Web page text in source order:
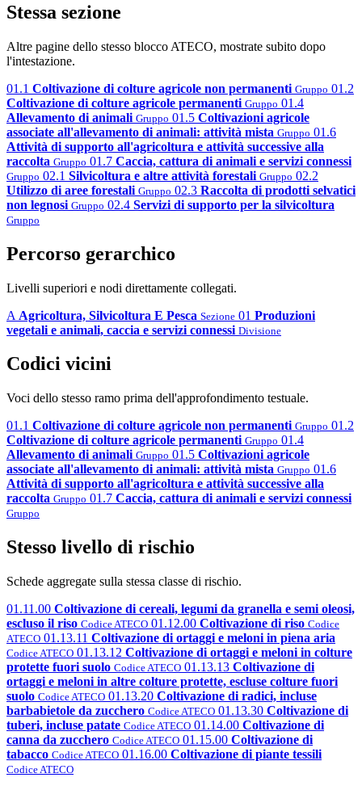
Stessa sezione
Altre pagine dello stesso blocco ATECO, mostrate subito dopo
l'intestazione.
01.1 Coltivazione di colture agricole non permanenti Gruppo 01.2
Coltivazione di colture agricole permanenti Gruppo 01.4
Allevamento di animali Gruppo 01.5 Coltivazioni agricole
associate all'allevamento di animali: attività mista Gruppo 01.6
Attività di supporto all'agricoltura e attività successive alla
raccolta Gruppo 01.7 Caccia, cattura di animali e servizi connessi
Gruppo 02.1 Silvicoltura e altre attività forestali Gruppo 02.2
Utilizzo di aree forestali Gruppo 02.3 Raccolta di prodotti selvatici
non legnosi Gruppo 02.4 Servizi di supporto per la silvicoltura
Gruppo
Percorso gerarchico
Livelli superiori e nodi direttamente collegati.
A Agricoltura, Silvicoltura E Pesca Sezione 01 Produzioni
vegetali e animali, caccia e servizi connessi Divisione
Codici vicini
Voci dello stesso ramo prima dell'approfondimento testuale.
01.1 Coltivazione di colture agricole non permanenti Gruppo 01.2
Coltivazione di colture agricole permanenti Gruppo 01.4
Allevamento di animali Gruppo 01.5 Coltivazioni agricole
associate all'allevamento di animali: attività mista Gruppo 01.6
Attività di supporto all'agricoltura e attività successive alla
raccolta Gruppo 01.7 Caccia, cattura di animali e servizi connessi
Gruppo
Stesso livello di rischio
Schede aggregate sulla stessa classe di rischio.
01.11.00 Coltivazione di cereali, legumi da granella e semi oleosi,
escluso il riso Codice ATECO 01.12.00 Coltivazione di riso Codice
ATECO 01.13.11 Coltivazione di ortaggi e meloni in piena aria
Codice ATECO 01.13.12 Coltivazione di ortaggi e meloni in colture
protette fuori suolo Codice ATECO 01.13.13 Coltivazione di
ortaggi e meloni in altre colture protette, escluse colture fuori
suolo Codice ATECO 01.13.20 Coltivazione di radici, incluse
barbabietole da zucchero Codice ATECO 01.13.30 Coltivazione di
tuberi, incluse patate Codice ATECO 01.14.00 Coltivazione di
canna da zucchero Codice ATECO 01.15.00 Coltivazione di
tabacco Codice ATECO 01.16.00 Coltivazione di piante tessili
Codice ATECO